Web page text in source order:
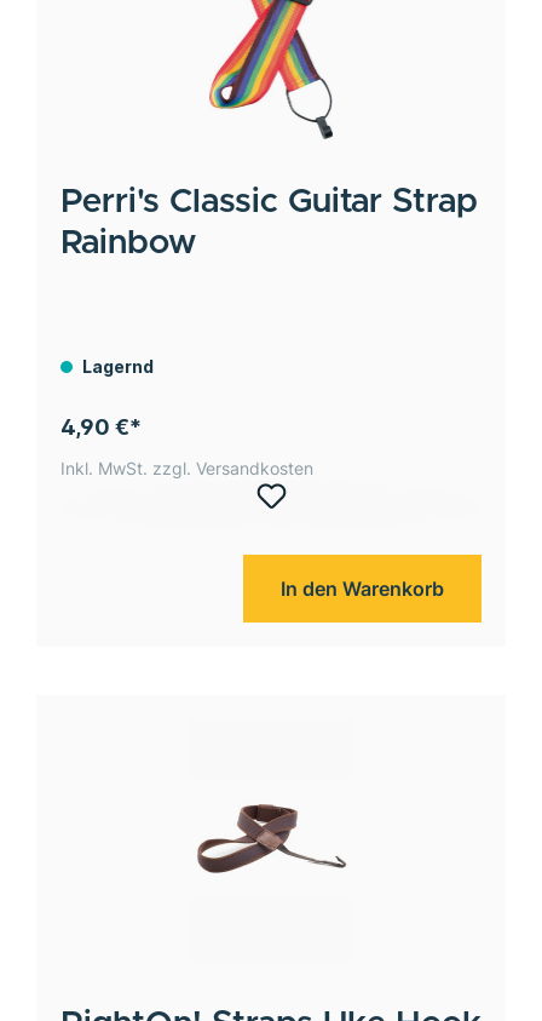
Perri's Classic Guitar Strap
Rainbow
Lagernd
4,90 €*
Inkl. MwSt. zzgl. Versandkosten
In den Warenkorb